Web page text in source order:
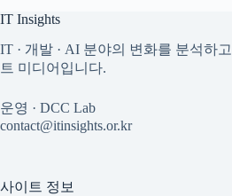
IT Insights
IT · 개발 · AI 분야의 변화를 분석하
트 미디어입니다.
운영 · DCC Lab
contact@itinsights.or.kr
사이트 정보